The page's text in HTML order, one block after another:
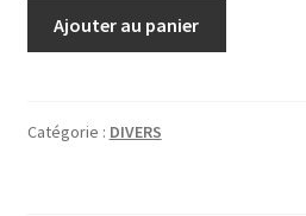
robot
Ajouter au panier
Catégorie : DIVERS